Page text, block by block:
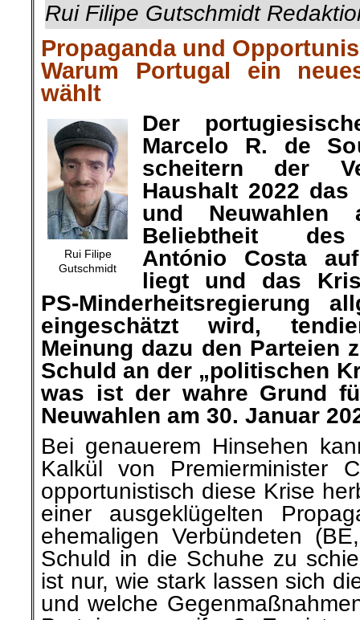
Rui Filipe Gutschmidt
Propaganda und
Warum Portugal ein
wählt
Rui Filipe
Gutschmidt
Der
Marcelo R. de
scheitern der
Haushalt 2022
und Neuwahlen
Beliebtheit des
António Costa
liegt und das
PS-Minderheitsregierung
eingeschätzt wird,
Meinung dazu den Parteien
Schuld an der „politischen
was ist der wahre Grund
Neuwahlen am 30. Januar
Bei genauerem Hinsehen
Kalkül von Premierminister
opportunistisch diese Krise
einer ausgeklügelten
ehemaligen Verbündeten
Schuld in die Schuhe zu
ist nur, wie stark lassen sich
und welche